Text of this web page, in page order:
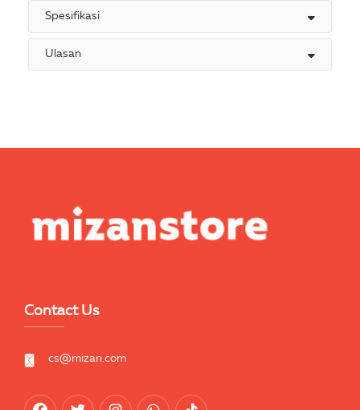
Spesifikasi
Ulasan
Contact Us
cs@mizan.com